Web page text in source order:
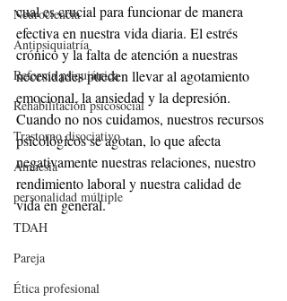
Neurociencia
Antipsiquiatría
Reforma psiquiátrica
Rehabilitación psicosocial
Trastorno disociativo
Amnesia
personalidad múltiple
TDAH
Pareja
Ética profesional
cual es crucial para funcionar de manera
efectiva en nuestra vida diaria. El estrés
crónico y la falta de atención a nuestras
necesidades pueden llevar al agotamiento
emocional, la ansiedad y la depresión.
Cuando no nos cuidamos, nuestros recursos
psicológicos se agotan, lo que afecta
negativamente nuestras relaciones, nuestro
rendimiento laboral y nuestra calidad de
vida en general.